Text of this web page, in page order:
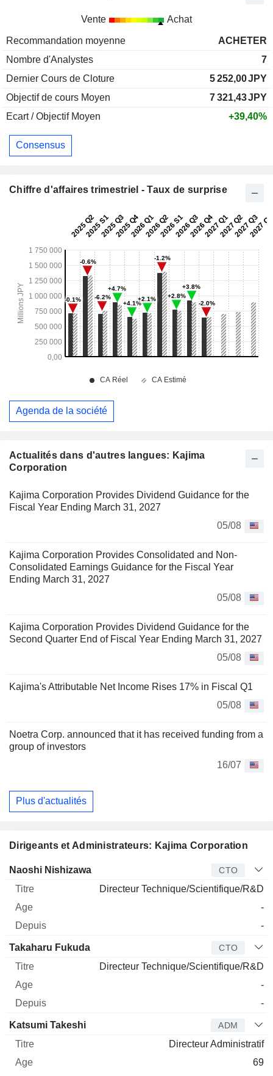
Actualités dans d'autres langues: Kajima
Corporation
Kajima Corporation Provides Dividend Guidance for the
Fiscal Year Ending March 31, 2027
05/08
Kajima Corporation Provides Consolidated and Non-
Consolidated Earnings Guidance for the Fiscal Year
Ending March 31, 2027
05/08
Kajima Corporation Provides Dividend Guidance for the
Second Quarter End of Fiscal Year Ending March 31, 2027
05/08
Kajima's Attributable Net Income Rises 17% in Fiscal Q1
05/08
Noetra Corp. announced that it has received funding from a
group of investors
16/07
Plus d'actualités
Dirigeants et Administrateurs: Kajima Corporation
Dirigeant Titre Age
Naoshi Nishizawa CTO
Directeur Technique/Scientifique/R&D
-
-
Takaharu Fukuda CTO
Directeur Technique/Scientifique/R&D
-
-
Katsumi Takeshi ADM
Directeur Administratif
69
Vente Achat
Recommandation moyenne
ACHETER
Nombre d'Analystes
7
Dernier Cours de Cloture
5 252,00JPY
Objectif de cours Moyen
7 321,43JPY
Ecart / Objectif Moyen
+39,40%
Consensus
Chiffre d'affaires trimestriel - Taux de surprise
Agenda de la société